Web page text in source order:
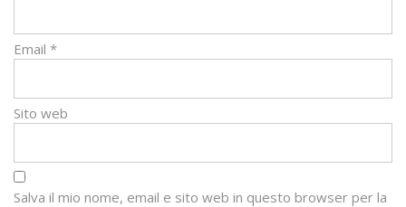
Email *
Sito web
Salva il mio nome, email e sito web in questo browser per la